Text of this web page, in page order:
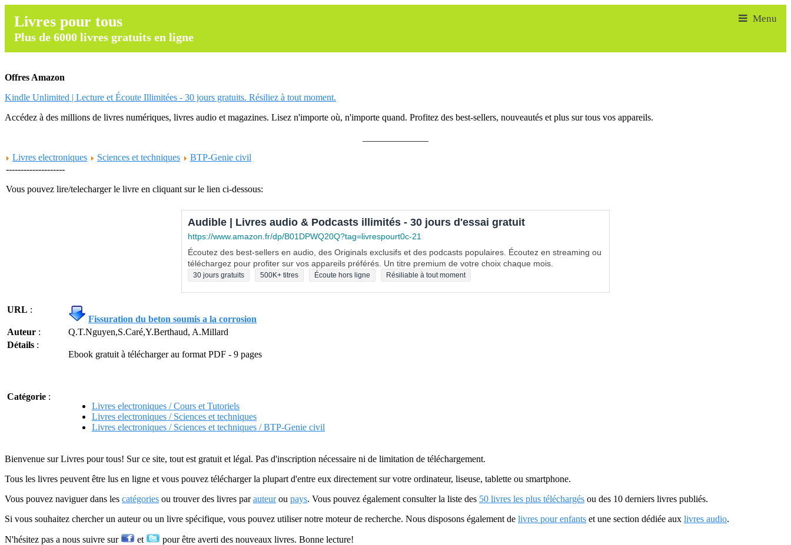
Livres pour tous
Plus de 6000 livres gratuits en ligne
Offres Amazon
Kindle Unlimited | Lecture et Écoute Illimitées - 30 jours gratuits. Résiliez à tout moment.
Accédez à des millions de livres numériques, livres audio et magazines. Lisez n'importe où, n'importe quand. Profitez des best-sellers, nouveautés et plus sur tous vos appareils.
Livres electroniques
Sciences et techniques
BTP-Genie civil
--------------------
Vous pouvez lire/telecharger le livre en cliquant sur le lien ci-dessous:
Audible | Livres audio & Podcasts illimités - 30 jours d'essai gratuit
https://www.amazon.fr/dp/B01DPWQ20Q?tag=livrespourt0c-21
Écoutez des best-sellers en audio, des Originals exclusifs et des podcasts populaires. Écoutez en streaming ou
téléchargez pour profiter sur vos appareils préférés. Un titre premium de votre choix chaque mois.
30 jours gratuits 500K+ titres Écoute hors ligne Résiliable à tout moment
URL :
Fissuration du beton soumis a la corrosion
Auteur :
Q.T.Nguyen,S.Caré,Y.Berthaud, A.Millard
Détails :
Ebook gratuit à télécharger au format PDF - 9 pages
Catégorie :
Livres electroniques / Cours et Tutoriels
Livres electroniques / Sciences et techniques
Livres electroniques / Sciences et techniques / BTP-Genie civil
Bienvenue sur Livres pour tous! Sur ce site, tout est gratuit et légal. Pas d'inscription nécessaire ni de limitation de téléchargement.
Tous les livres peuvent être lus en ligne et vous pouvez télécharger la plupart d'entre eux directement sur votre ordinateur, liseuse, tablette ou smartphone.
Vous pouvez naviguer dans les catégories ou trouver des livres parauteurou pays. Vous pouvez également consulter la liste des 50 livres les plus téléchargés ou des 10 derniers livres publiés.
Si vous souhaitez chercher un auteur ou un livre spécifique, vous pouvez utiliser notre moteur de recherche. Nous disposons également de livres pour enfants et une section dédiée aux livres audio.
N'hésitez pas a nous suivre sur et pour être averti des nouveaux livres. Bonne lecture!